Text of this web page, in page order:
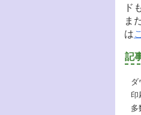
ド
ま
は
記
ダ
印
多